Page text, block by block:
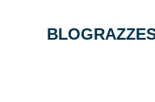
BLOGRAZZE